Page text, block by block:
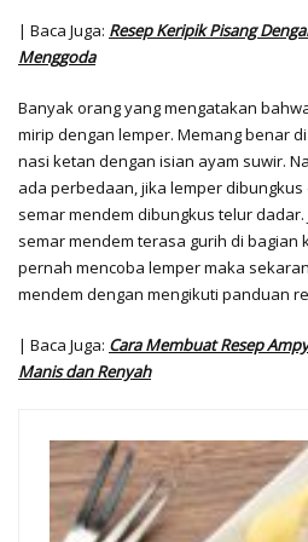
| Baca Juga: Resep Keripik Pisang
Menggoda
Banyak orang yang mengatakan
mirip dengan lemper. Memang benar
nasi ketan dengan isian ayam suwir.
ada perbedaan, jika lemper
semar mendem dibungkus telur
semar mendem terasa gurih di bagian
pernah mencoba lemper maka
mendem dengan mengikuti panduan
| Baca Juga: Cara Membuat Resep
Manis dan Renyah